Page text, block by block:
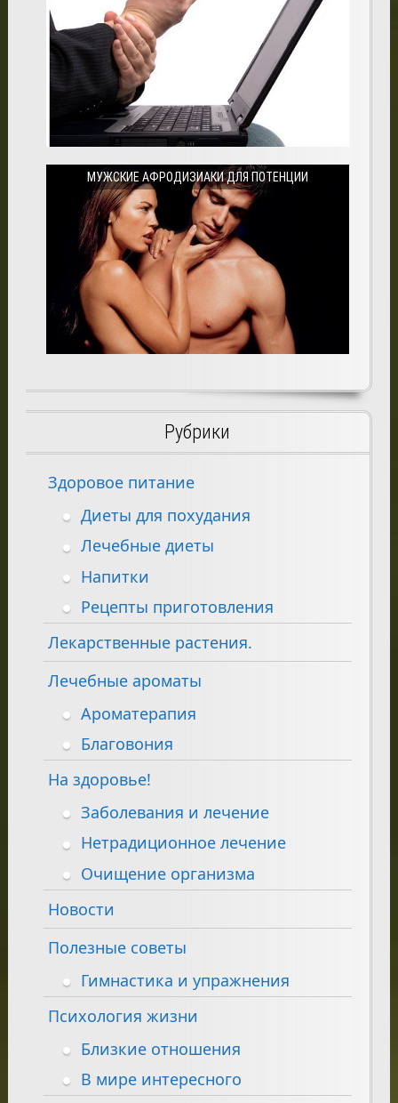
МУЖСКИЕ АФРОДИЗИАКИ ДЛЯ ПОТЕНЦИИ
Рубрики
Здоровое питание
Диеты для похудания
Лечебные диеты
Напитки
Рецепты приготовления
Лекарственные растения.
Лечебные ароматы
Ароматерапия
Благовония
На здоровье!
Заболевания и лечение
Нетрадиционное лечение
Очищение организма
Новости
Полезные советы
Гимнастика и упражнения
Психология жизни
Близкие отношения
В мире интересного